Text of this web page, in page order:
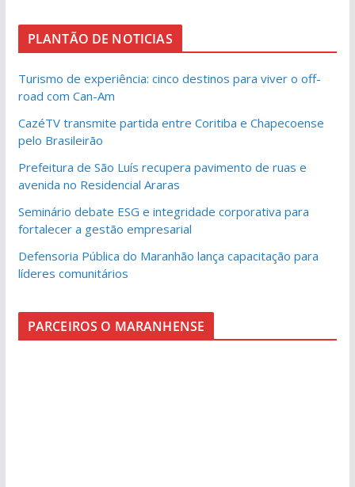
PLANTÃO DE NOTICIAS
Turismo de experiência: cinco destinos para viver o off-
road com Can-Am
CazéTV transmite partida entre Coritiba e Chapecoense
pelo Brasileirão
Prefeitura de São Luís recupera pavimento de ruas e
avenida no Residencial Araras
Seminário debate ESG e integridade corporativa para
fortalecer a gestão empresarial
Defensoria Pública do Maranhão lança capacitação para
líderes comunitários
PARCEIROS O MARANHENSE